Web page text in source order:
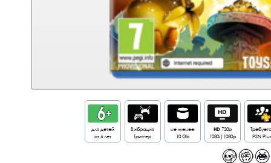
для детей
от 6 лет
Вибрация
Триггер
не менее
10 Gb
HD720p
1080i|1080p
PSN